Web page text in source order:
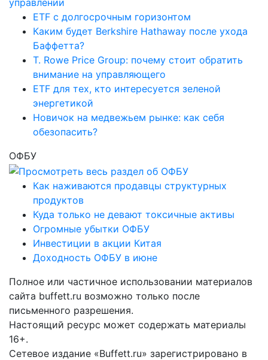
ETF с долгосрочным горизонтом
Каким будет Berkshire Hathaway после ухода
Баффетта?
T. Rowe Price Group: почему стоит обратить
внимание на управляющего
ETF для тех, кто интересуется зеленой
энергетикой
Новичок на медвежьем рынке: как себя
обезопасить?
ОФБУ
Как наживаются продавцы структурных
продуктов
Куда только не девают токсичные активы
Огромные убытки ОФБУ
Инвестиции в акции Китая
Доходность ОФБУ в июне
Полное или частичное использовании материалов
сайта buffett.ru возможно только после
письменного разрешения.
Настоящий ресурс может содержать материалы
16+.
Сетевое издание «Buffett.ru» зарегистрировано в